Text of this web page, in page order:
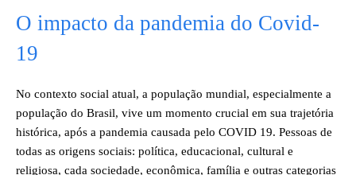
O impacto da pandemia do Covid-
19
No contexto social atual, a população mundial, especialmente a
população do Brasil, vive um momento crucial em sua trajetória
histórica, após a pandemia causada pelo COVID 19. Pessoas de
todas as origens sociais: política, educacional, cultural e
religiosa, cada sociedade, econômica, família e outras categorias